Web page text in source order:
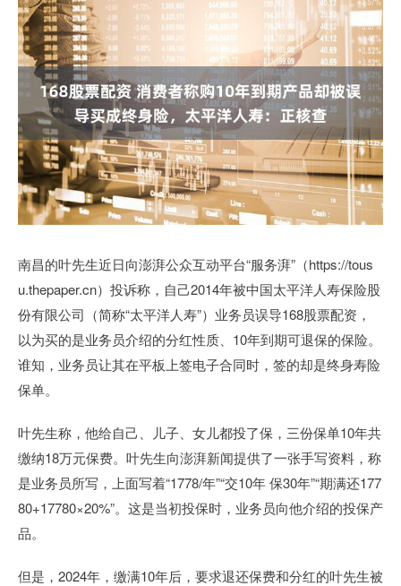
南昌的叶先生近日向澎湃公众互动平台“服务湃”（https://tous
u.thepaper.cn）投诉称，自己2014年被中国太平洋人寿保险股
份有限公司（简称“太平洋人寿”）业务员误导168股票配资，
以为买的是业务员介绍的分红性质、10年到期可退保的保险。
谁知，业务员让其在平板上签电子合同时，签的却是终身寿险
保单。
叶先生称，他给自己、儿子、女儿都投了保，三份保单10年共
缴纳18万元保费。叶先生向澎湃新闻提供了一张手写资料，称
是业务员所写，上面写着“1778/年”“交10年 保30年”“期满还177
80+17780×20%”。这是当初投保时，业务员向他介绍的投保产
品。
但是，2024年，缴满10年后，要求退还保费和分红的叶先生被